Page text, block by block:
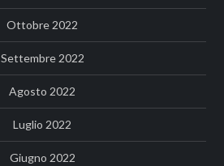
Ottobre 2022
Settembre 2022
Agosto 2022
Luglio 2022
Giugno 2022